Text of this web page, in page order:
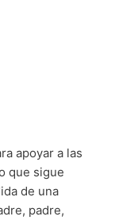
apoyar a las
que sigue
de una
padre,